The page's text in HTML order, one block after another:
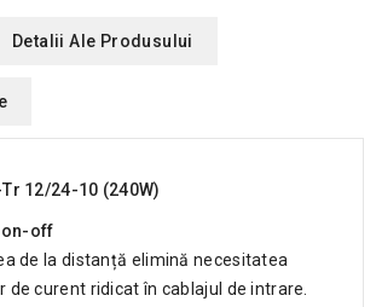
Detalii Ale Produsului
12/24-10 (240W)
on-off
de la distanță elimină necesitatea
de curent ridicat în cablajul de intrare.